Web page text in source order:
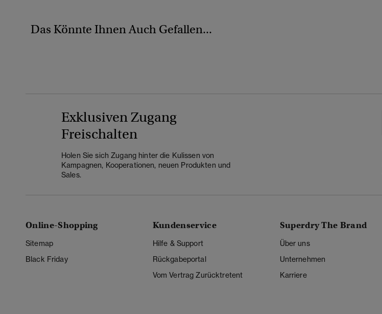
Das Könnte Ihnen Auch Gefallen...
Exklusiven Zugang
Freischalten
Holen Sie sich Zugang hinter die Kulissen von
Kampagnen, Kooperationen, neuen Produkten und
Sales.
Online-Shopping
Sitemap
Black Friday
Kundenservice
Hilfe & Support
Rückgabeportal
Vom Vertrag Zurücktretent
Superdry The Brand
Über uns
Unternehmen
Karriere